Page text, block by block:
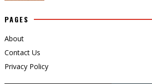
PAGES
About
Contact Us
Privacy Policy